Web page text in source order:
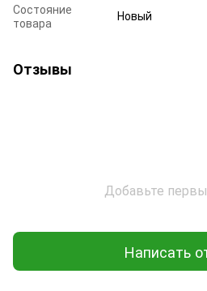
Состояние
товара
Новый
Отзывы
Добавьте
Написать